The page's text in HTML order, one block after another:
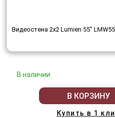
Видеостена 2x2 Lumien 55"
В наличии
В КОРЗИНУ
Купить в 1